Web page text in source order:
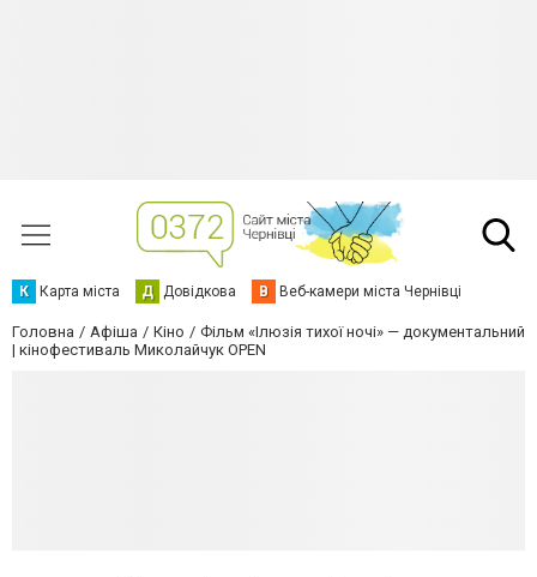
К Карта міста Д Довідкова В Веб-камери міста Чернівці
Головна Афіша Кіно
Фільм «Ілюзія тихої ночі» — документальний
| кінофестиваль Миколайчук OPEN